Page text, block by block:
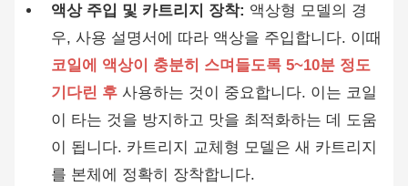
액상 주입 및 카트리지 장착: 액상형 모델의 경
우, 사용 설명서에 따라 액상을 주입합니다. 이때
코일에 액상이 충분히 스며들도록 5~10분 정도
기다린 후사용하는 것이 중요합니다. 이는 코일
이 타는 것을 방지하고 맛을 최적화하는 데 도움
이 됩니다. 카트리지 교체형 모델은 새 카트리지
를 본체에 정확히 장착합니다.